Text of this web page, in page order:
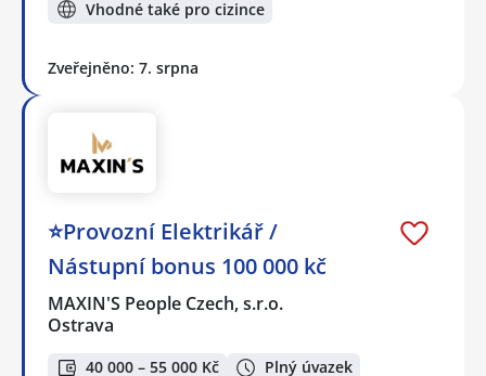
Vhodné také pro cizince
Zveřejněno: 7. srpna
⭐Provozní Elektrikář /
Nástupní bonus 100 000 kč
MAXIN'S People Czech, s.r.o.
Ostrava
40 000 – 55 000 Kč Plný úvazek